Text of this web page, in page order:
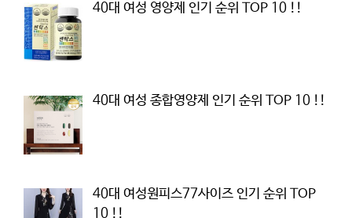
40대 여성 영양제 인기 순위 TOP 10 !!
40대 여성 종합영양제 인기 순위 TOP 10 !!
40대 여성원피스77사이즈 인기 순위 TOP
10 !!